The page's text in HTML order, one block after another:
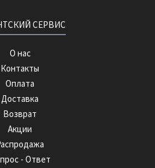
СЕРВИС
О нас
Контакты
Оплата
Доставка
Возврат
Акции
- Ответ